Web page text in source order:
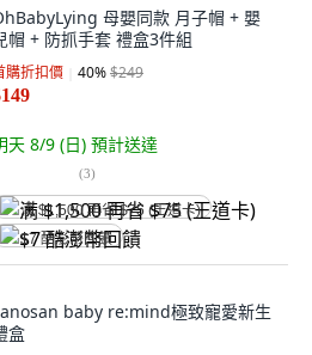
母嬰同款 月子帽 + 嬰
帽 + 防抓手套 禮盒3件組
購折扣價 40%$249
天 8/9 (日) 預計送達
(3)
满 $1,500 再省 $75 (王道卡)
$7 酷澎幣回饋
baby re:mind極致寵愛新生
盒